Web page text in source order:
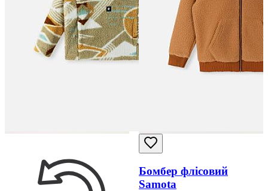
Бомбер флісовий
Samota